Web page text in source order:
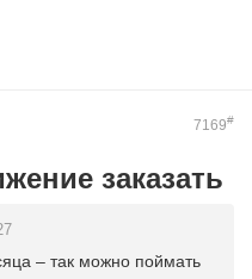
7169#
заказать
– так можно поймать